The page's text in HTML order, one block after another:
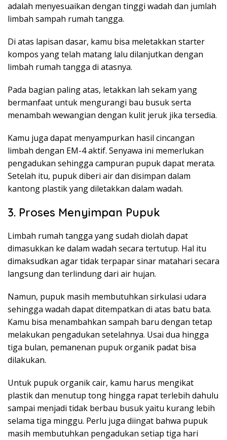
adalah menyesuaikan dengan tinggi wadah dan jumlah
limbah sampah rumah tangga.
Di atas lapisan dasar, kamu bisa meletakkan starter
kompos yang telah matang lalu dilanjutkan dengan
limbah rumah tangga di atasnya.
Pada bagian paling atas, letakkan lah sekam yang
bermanfaat untuk mengurangi bau busuk serta
menambah wewangian dengan kulit jeruk jika tersedia.
Kamu juga dapat menyampurkan hasil cincangan
limbah dengan EM-4 aktif. Senyawa ini memerlukan
pengadukan sehingga campuran pupuk dapat merata.
Setelah itu, pupuk diberi air dan disimpan dalam
kantong plastik yang diletakkan dalam wadah.
3. Proses Menyimpan Pupuk
Limbah rumah tangga yang sudah diolah dapat
dimasukkan ke dalam wadah secara tertutup. Hal itu
dimaksudkan agar tidak terpapar sinar matahari secara
langsung dan terlindung dari air hujan.
Namun, pupuk masih membutuhkan sirkulasi udara
sehingga wadah dapat ditempatkan di atas batu bata.
Kamu bisa menambahkan sampah baru dengan tetap
melakukan pengadukan setelahnya. Usai dua hingga
tiga bulan, pemanenan pupuk organik padat bisa
dilakukan.
Untuk pupuk organik cair, kamu harus mengikat
plastik dan menutup tong hingga rapat terlebih dahulu
sampai menjadi tidak berbau busuk yaitu kurang lebih
selama tiga minggu. Perlu juga diingat bahwa pupuk
masih membutuhkan pengadukan setiap tiga hari